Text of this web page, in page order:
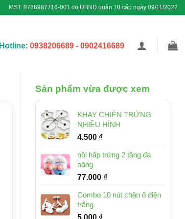
MST: 8786987716-001 do UBND quận 10 cấp ngày 09/11/2022
Hotline: 0938206689 - 0902416689
Sản phẩm vừa được xem
KHAY CHIÊN TRỨNG
NHIỀU HÌNH
4.500 ₫
nồi hấp trứng 2 tầng đa
năng
77.000 ₫
Combo 10 nút chặn ổ điện
trắng
5.000 ₫